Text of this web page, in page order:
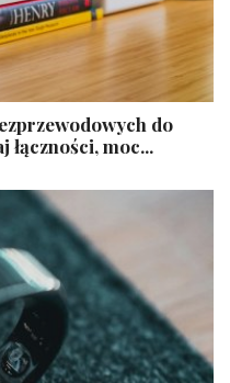
do
moc...